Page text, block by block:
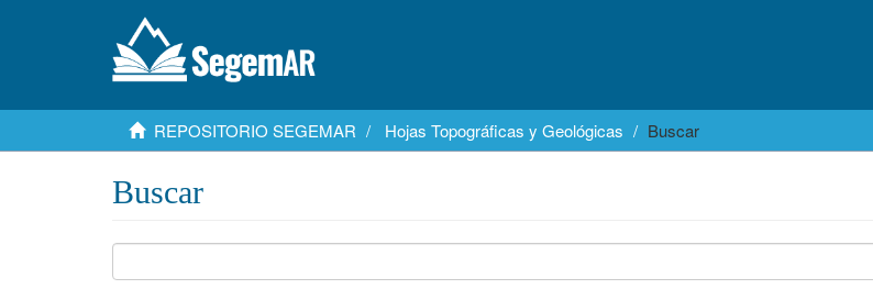
REPOSITORIO SEGEMAR Hojas Topográficas y Geológicas Buscar
Buscar